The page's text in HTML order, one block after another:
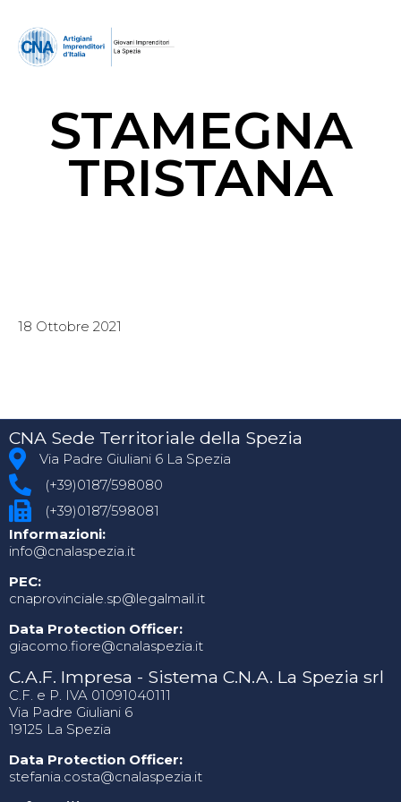
STAMEGNA
TRISTANA
18 Ottobre 2021
CNA Sede Territoriale della Spezia
Via Padre Giuliani 6 La Spezia
(+39)0187/598080
(+39)0187/598081
Informazioni:
info@cnalaspezia.it
PEC:
cnaprovinciale.sp@legalmail.it
Data Protection Officer:
giacomo.fiore@cnalaspezia.it
C.A.F. Impresa - Sistema C.N.A. La Spezia srl
C.F. e P. IVA 01091040111
Via Padre Giuliani 6
19125 La Spezia
Data Protection Officer:
stefania.costa@cnalaspezia.it